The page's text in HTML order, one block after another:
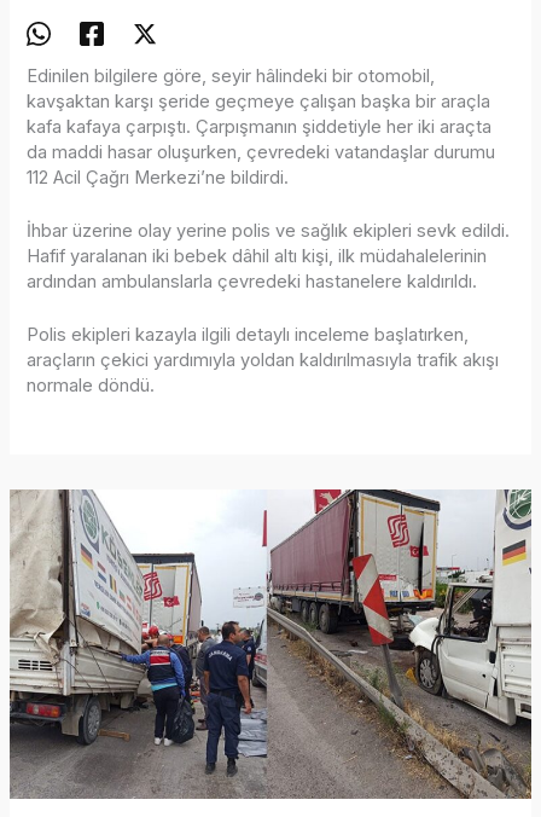
Edinilen bilgilere göre, seyir hâlindeki bir otomobil,
kavşaktan karşı şeride geçmeye çalışan başka bir araçla
kafa kafaya çarpıştı. Çarpışmanın şiddetiyle her iki araçta
da maddi hasar oluşurken, çevredeki vatandaşlar durumu
112 Acil Çağrı Merkezi’ne bildirdi.
İhbar üzerine olay yerine polis ve sağlık ekipleri sevk edildi.
Hafif yaralanan iki bebek dâhil altı kişi, ilk müdahalelerinin
ardından ambulanslarla çevredeki hastanelere kaldırıldı.
Polis ekipleri kazayla ilgili detaylı inceleme başlatırken,
araçların çekici yardımıyla yoldan kaldırılmasıyla trafik akışı
normale döndü.